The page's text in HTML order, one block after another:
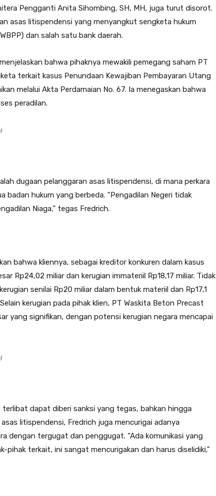
Pengganti Anita Sihombing, SH, MH, juga turut disorot.
asas litispendensi yang menyangkut sengketa hukum
dan salah satu bank daerah.
bahwa pihaknya mewakili pemegang saham PT
terkait kasus Penundaan Kewajiban Pembayaran Utang
melalui Akta Perdamaian No. 67. Ia menegaskan bahwa
peradilan.
dugaan pelanggaran asas litispendensi, di mana perkara
badan hukum yang berbeda. “Pengadilan Negeri tidak
Niaga,” tegas Fredrich.
bahwa kliennya, sebagai kreditor konkuren dalam kasus
Rp24,02 miliar dan kerugian immateriil Rp18,17 miliar. Tidak
senilai Rp20 miliar dalam bentuk materiil dan Rp17,1
kerugian pada pihak klien, PT Waskita Beton Precast
yang signifikan, dengan potensi kerugian negara mencapai
terlibat dapat diberi sanksi yang tegas, bahkan hingga
litispendensi, Fredrich juga mencurigai adanya
dengan tergugat dan penggugat. “Ada komunikasi yang
pihak terkait, ini sangat mencurigakan dan harus diselidiki,”